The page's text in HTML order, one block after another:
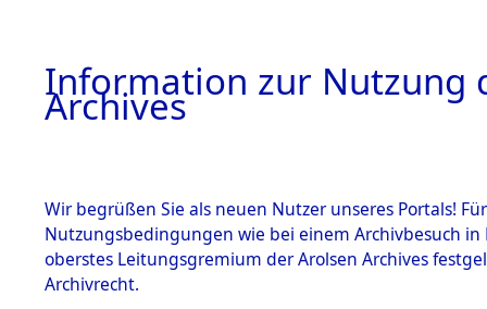
Information zur Nutzung
Archives
Wir begrüßen Sie als neuen Nutzer unseres Portals!
Nutzungsbedingungen wie bei einem Archivbesuch
oberstes Leitungsgremium der Arolsen Archives
Archivrecht.